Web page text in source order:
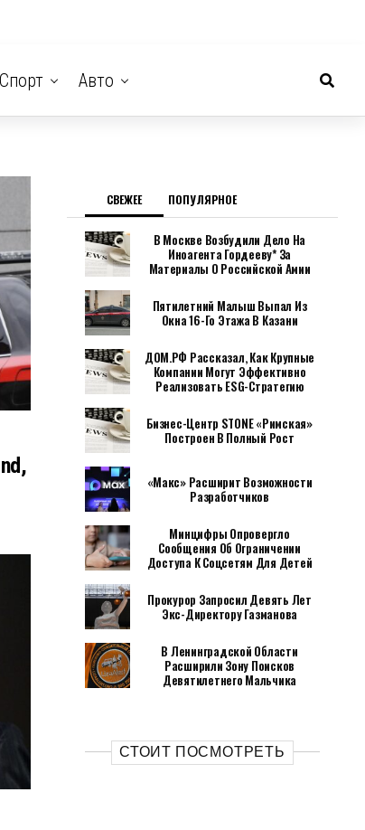
Спорт Авто
СВЕЖЕЕ ПОПУЛЯРНОЕ
В Москве Возбудили Дело На
Иноагента Гордееву* За
Материалы О Российской Амии
Пятилетний Малыш Выпал Из
Окна 16-Го Этажа В Казани
ДОМ.РФ Рассказал, Как Крупные
Компании Могут Эффективно
Реализовать ESG-Стратегию
Бизнес-Центр STONE «Римская»
Построен В Полный Рост
«Макс» Расширит Возможности
Разработчиков
Минцифры Опровергло
Сообщения Об Ограничении
Доступа К Соцсетям Для Детей
Прокурор Запросил Девять Лет
Экс-Директору Газманова
В Ленинградской Области
Расширили Зону Поисков
Девятилетнего Мальчика
СТОИТ ПОСМОТРЕТЬ